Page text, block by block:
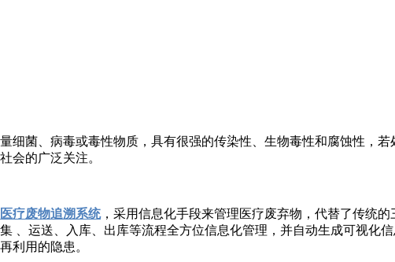
菌、病毒或毒性物质，具有很强的传染性、生物毒性和腐蚀性，若
会的广泛关注。
医疗废物追溯系统，采用信息化手段来管理医疗废弃物，代替了传统
、运送、入库、出库等流程全方位信息化管理，并自动生成可视化
利用的隐患。